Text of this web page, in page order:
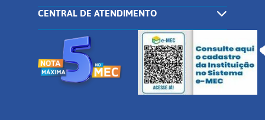
CENTRAL DE ATENDIMENTO